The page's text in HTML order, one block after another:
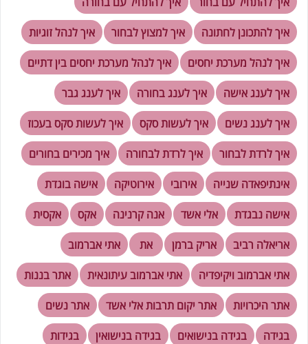
איך להתכונן לחתונה
איך למצוץ לבחור
איך לנהל זוגיות
איך לנהל מערכת יחסים
איך לנהל מערכת יחסים בין דתיים
איך לענג אישה
איך לענג בחורה
איך לענג גבר
איך לענג נשים
איך לעשות סקס
איך לעשות סקס בעכוז
איך לרדת לבחור
איך לרדת לבחורה
איך מכירים בחורים
אינתיפאדה שנייה
אירובי אירוטיקה
אישה בוגדת
אישה נבגדת
אלי אשד אנה קרנינה אקס
אקסית
אריאלה רביב
אריק ברמן את
אתי אברמוב
אתי אברמוב ויקיפדיה
אתי אברמוב עיתונאית
אתר בננות
אתר היכרויות
אתר יקום תרבות אלי אשד
אתר נשים
בגידה
בגידה בנישואים בגידה בנישואין
בגידות